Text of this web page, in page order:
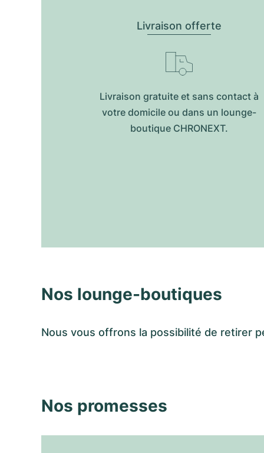
Livraison offerte
Livraison gratuite et sans contact à
votre domicile ou dans un lounge-
boutique CHRONEXT.
Nos lounge-boutiques
Nous vous offrons la possibilité de retirer
Nos promesses